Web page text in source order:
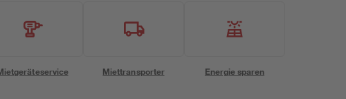
Miettransporter Energie sparen